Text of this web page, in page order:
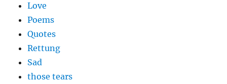
Love
Poems
Quotes
Rettung
Sad
those tears